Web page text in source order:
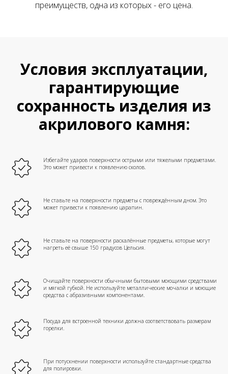
преимуществ, одна из которых - его цена.
Условия эксплуатации,
гарантирующие
сохранность изделия из
акрилового камня:
Избегайте ударов поверхности острыми или тяжелыми предметами.
Это может привести к появлению сколов.
Не ставьте на поверхности предметы с повреждённым дном. Это
может привести к появлению царапин.
Не ставьте на поверхности раскалённые предметы, которые могут
нагреть её свыше 150 градусов Цельсия.
Очищайте поверхности обычными бытовыми моющими средствами
и мягкой губкой. Не используйте металлические мочалки и моющие
средства с абразивными компонентами.
Посуда для встроенной техники должна соответствовать размерам
горелки.
При потускнении поверхности используйте стандартные средства
для полировки.